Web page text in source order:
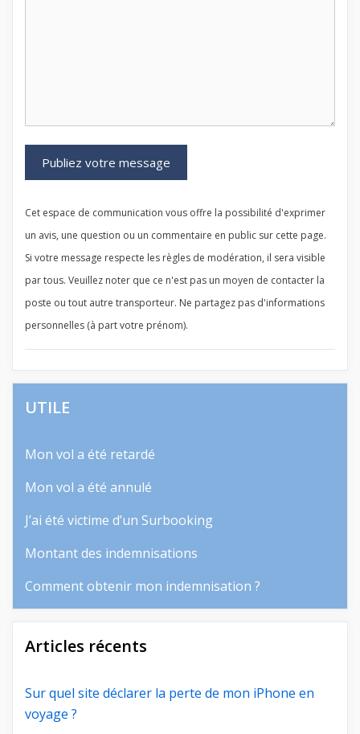
Cet espace de communication vous offre la possibilité d'exprimer
un avis, une question ou un commentaire en public sur cette page.
Si votre message respecte les règles de modération, il sera visible
par tous. Veuillez noter que ce n'est pas un moyen de contacter la
poste ou tout autre transporteur. Ne partagez pas d'informations
personnelles (à part votre prénom).
UTILE
Mon vol a été retardé
Mon vol a été annulé
J’ai été victime d’un Surbooking
Montant des indemnisations
Comment obtenir mon indemnisation ?
Articles récents
Sur quel site déclarer la perte de mon iPhone en
voyage ?